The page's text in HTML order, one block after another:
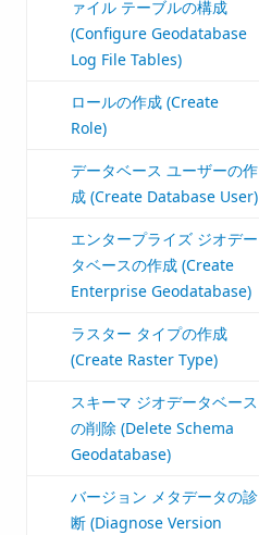
ァイル テーブルの構成
(Configure Geodatabase
Log File Tables)
ロールの作成 (Create
Role)
データベース ユーザーの作
成 (Create Database User)
エンタープライズ ジオデー
タベースの作成 (Create
Enterprise Geodatabase)
ラスター タイプの作成
(Create Raster Type)
スキーマ ジオデータベース
の削除 (Delete Schema
Geodatabase)
バージョン メタデータの診
断 (Diagnose Version